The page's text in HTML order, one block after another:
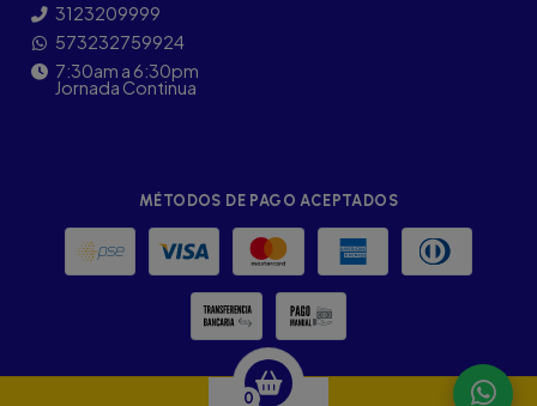
0
3123209999
573232759924
7:30am a 6:30pm
Jornada Continua
MÉTODOS DE PAGO ACEPTADOS